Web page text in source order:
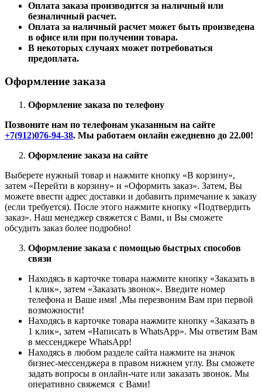
Оплата заказа производится за наличный или
безналичный расчет.
Оплата за наличный расчет может быть произведена
в офисе или при получении товара.
В некоторых случаях может потребоваться
предоплата.
Оформление заказа
Оформление заказа по телефону
Позвоните нам по телефонам указанным на сайте
+7(912)076-94-38. Мы работаем онлайн ежедневно до 22.00!
Оформление заказа на сайте
Выберете нужный товар и нажмите кнопку «В корзину»,
затем «Перейти в корзину» и «Оформить заказ». Затем, Вы
можете ввести адрес доставки и добавить примечание к заказу
(если требуется). После этого нажмите кнопку «Подтвердить
заказ». Наш менеджер свяжется с Вами, и Вы сможете
обсудить заказ более подробно!
Оформление заказа с помощью быстрых способов
связи
Находясь в карточке товара нажмите кнопку «Заказать в
1 клик», затем «Заказать звонок». Введите номер
телефона и Ваше имя! ,Мы перезвоним Вам при первой
возможности!
Находясь в карточке товара нажмите кнопку «Заказать в
1 клик», затем «Написать в WhatsApp». Мы ответим Вам
в месcенджере WhatsApp!
Находясь в любом разделе сайта нажмите на значок
бизнес-мессенджера в правом нижнем углу. Вы сможете
задать вопросы в онлайн-чате или заказать звонок. Мы
оперативно свяжемся с Вами!